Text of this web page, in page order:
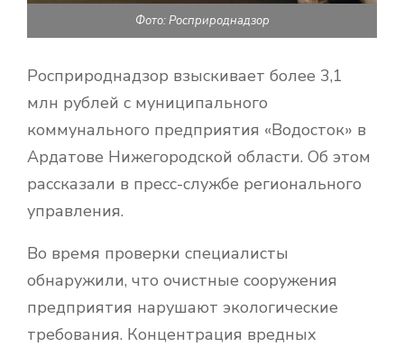
Фото: Росприроднадзор
Росприроднадзор взыскивает более 3,1
млн рублей с муниципального
коммунального предприятия «Водосток» в
Ардатове Нижегородской области. Об этом
рассказали в пресс-службе регионального
управления.
Во время проверки специалисты
обнаружили, что очистные сооружения
предприятия нарушают экологические
требования. Концентрация вредных